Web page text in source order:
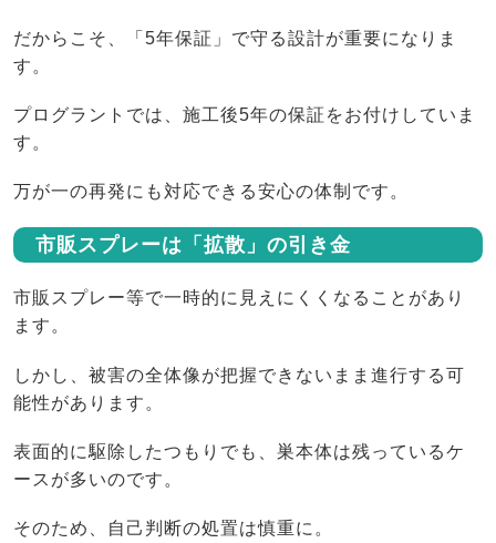
だからこそ、「5年保証」で守る設計が重要になりま
す。
プログラントでは、施工後5年の保証をお付けしていま
す。
万が一の再発にも対応できる安心の体制です。
市販スプレーは「拡散」の引き金
市販スプレー等で一時的に見えにくくなることがあり
ます。
しかし、被害の全体像が把握できないまま進行する可
能性があります。
表面的に駆除したつもりでも、巣本体は残っているケ
ースが多いのです。
そのため、自己判断の処置は慎重に。